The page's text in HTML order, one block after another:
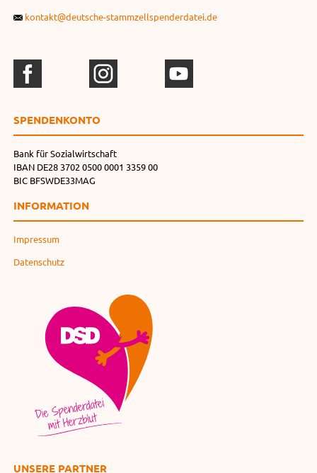
kontakt@deutsche-stammzellspenderdatei.de
SPENDEN­KONTO
Bank für Sozialwirtschaft
IBAN DE28 3702 0500 0001 3359 00
BIC BFSWDE33MAG
INFORMATION
Impressum
Datenschutz
UNSERE PARTNER